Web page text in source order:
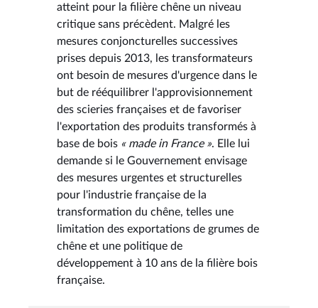
atteint pour la filière chêne un niveau
critique sans précèdent. Malgré les
mesures conjoncturelles successives
prises depuis 2013, les transformateurs
ont besoin de mesures d'urgence dans le
but de rééquilibrer l'approvisionnement
des scieries françaises et de favoriser
l'exportation des produits transformés à
base de bois « made in France ». Elle lui
demande si le Gouvernement envisage
des mesures urgentes et structurelles
pour l'industrie française de la
transformation du chêne, telles une
limitation des exportations de grumes de
chêne et une politique de
développement à 10 ans de la filière bois
française.